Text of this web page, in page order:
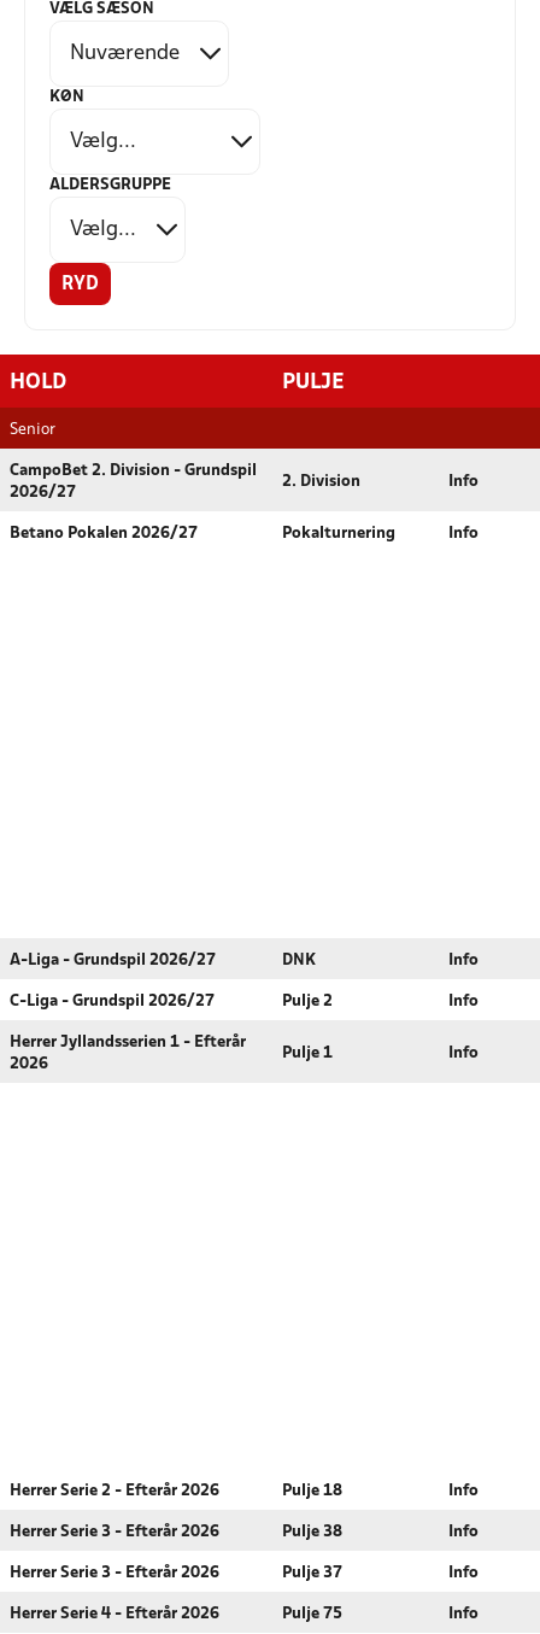
VÆLG SÆSON
KØN
ALDERSGRUPPE
RYD
HOLD PULJE
Senior
CampoBet 2. Division - Grundspil
2026/27
2. Division Info
Betano Pokalen 2026/27 Pokalturnering Info
A-Liga - Grundspil 2026/27 DNK Info
C-Liga - Grundspil 2026/27 Pulje 2 Info
Herrer Jyllandsserien 1 - Efterår
2026
Pulje 1 Info
Herrer Serie 2 - Efterår 2026 Pulje 18 Info
Herrer Serie 3 - Efterår 2026 Pulje 38 Info
Herrer Serie 3 - Efterår 2026 Pulje 37 Info
Herrer Serie 4 - Efterår 2026 Pulje 75 Info